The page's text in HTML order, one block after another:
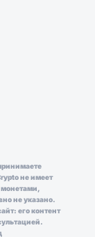
не имеет
не указано.
его контент